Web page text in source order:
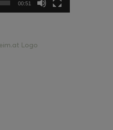
00:51